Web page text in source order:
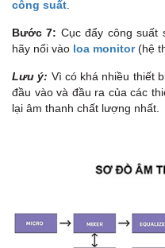
công suất
Bước 7: Cục đẩy công suất
hãy nối vào loa monitor(hệ
Lưu ý: Vì có khá nhiều thiết
đầu vào và đầu ra của các
lại âm thanh chất lượng nhất.